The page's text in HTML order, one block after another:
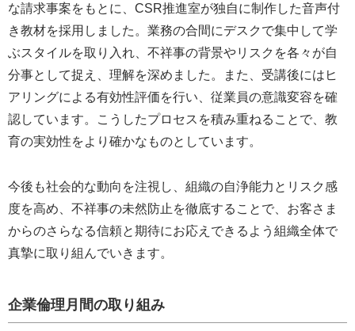
な請求事案をもとに、CSR推進室が独自に制作した音声付
き教材を採用しました。業務の合間にデスクで集中して学
ぶスタイルを取り入れ、不祥事の背景やリスクを各々が自
分事として捉え、理解を深めました。また、受講後にはヒ
アリングによる有効性評価を行い、従業員の意識変容を確
認しています。こうしたプロセスを積み重ねることで、教
育の実効性をより確かなものとしています。
今後も社会的な動向を注視し、組織の自浄能力とリスク感
度を高め、不祥事の未然防止を徹底することで、お客さま
からのさらなる信頼と期待にお応えできるよう組織全体で
真摯に取り組んでいきます。
企業倫理月間の取り組み